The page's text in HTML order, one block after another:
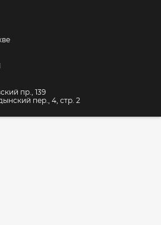
пр., 139
пер., 4, стр. 2